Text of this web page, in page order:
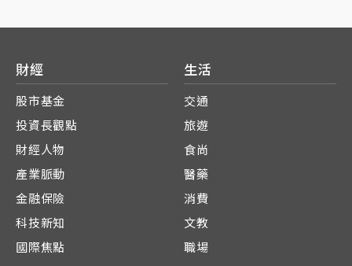
財經
股市基金
投資長觀點
財經人物
產業脈動
金融保險
科技新知
國際焦點
生活
交通
旅遊
食尚
醫藥
消費
文教
職場